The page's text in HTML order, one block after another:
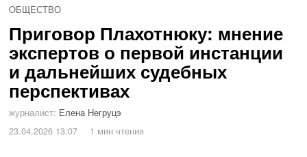
ОБЩЕСТВО
Приговор Плахотнюку: мнение
экспертов о первой инстанции
и дальнейших судебных
перспективах
журналист: Елена Негруцэ
23.04.2026 13:07
1 мин чтения